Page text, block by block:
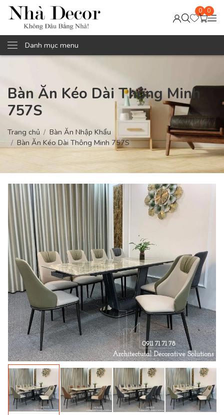
0 0
Danh mục menu
Bàn Ăn Kéo Dài Thông Minh
757S
Trang chủ
Bàn Ăn Nhập Khẩu
Bàn Ăn Kéo Dài Thông Minh 757S